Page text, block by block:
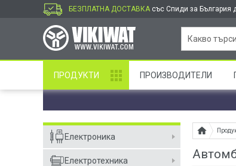
БЕЗПЛАТНА ДОСТАВКА със Спиди за България
ПРОДУКТИ ПРОИЗВОДИТЕЛИ
Електроника
Електротехника